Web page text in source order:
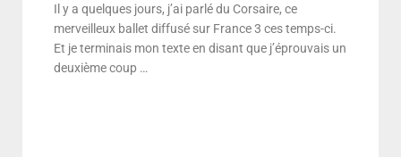
Il y a quelques jours, j’ai parlé du Corsaire, ce
merveilleux ballet diffusé sur France 3 ces temps-ci.
Et je terminais mon texte en disant que j’éprouvais un
deuxième coup …